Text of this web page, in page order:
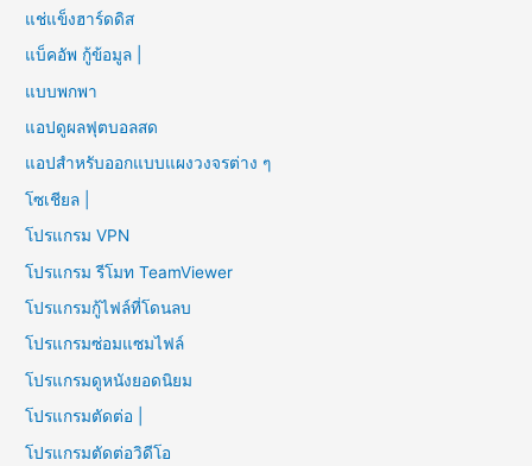
แช่แข็งฮาร์ดดิส
แบ็คอัพ กู้ข้อมูล |
แบบพกพา
แอปดูผลฟุตบอลสด
แอปสำหรับออกแบบแผงวงจรต่าง ๆ
โซเชียล |
โปรแกรม VPN
โปรแกรม รีโมท TeamViewer
โปรแกรมกู้ไฟล์ที่โดนลบ
โปรแกรมซ่อมแซมไฟล์
โปรแกรมดูหนังยอดนิยม
โปรแกรมตัดต่อ |
โปรแกรมตัดต่อวิดีโอ